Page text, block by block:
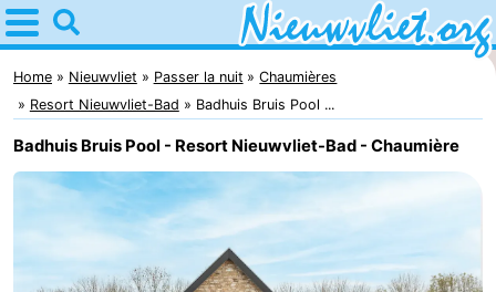
Home
Nieuwvliet
Astuces
Avec
enfants
la
Appartements
Home Nieuwvliet Passer la nuit
Chaumières
Resort Nieuwvliet-Bad
Badhuis Bruis Pool ...
Badhuis Bruis Pool - Resort Nieuwvliet-Bad - Chaumière